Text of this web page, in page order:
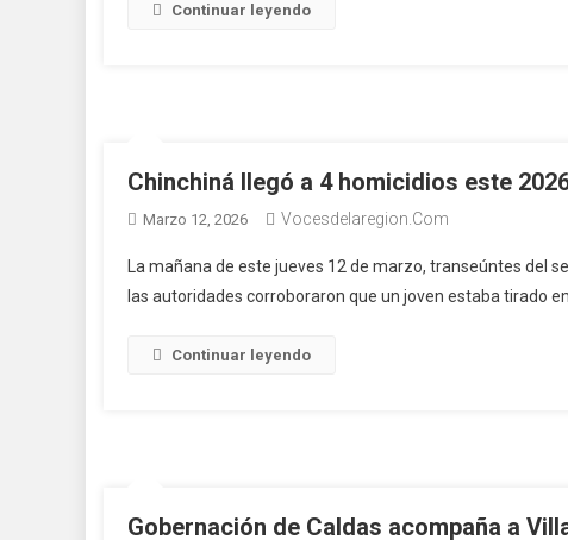
Continuar leyendo
Chinchiná llegó a 4 homicidios este
Marzo 12, 2026 Vocesdelaregion.com
La mañana de este jueves 12 de marzo, transeúntes del
las autoridades corroboraron que un joven estaba tirado
Continuar leyendo
Gobernación de Caldas acompaña a